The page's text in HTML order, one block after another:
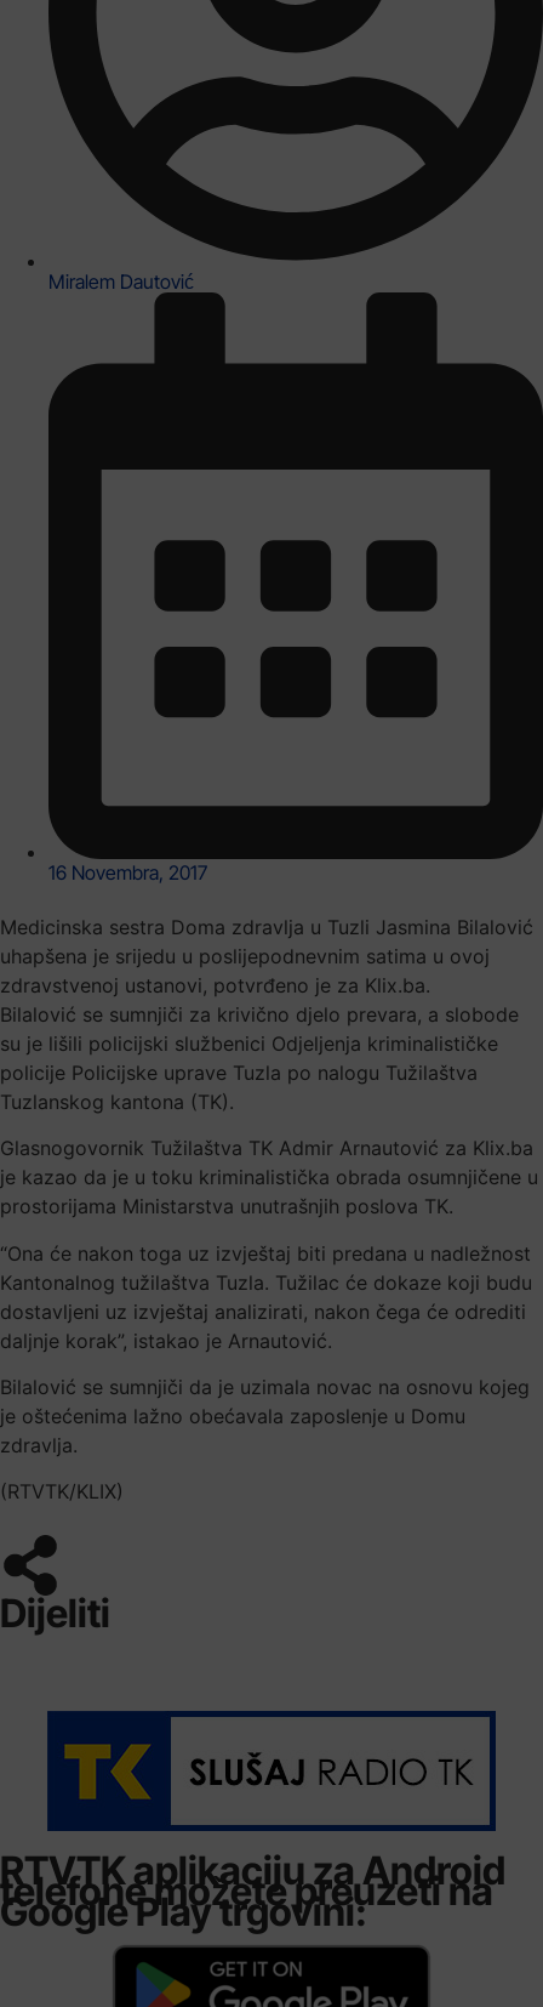
Miralem Dautović
16 Novembra, 2017
Medicinska sestra Doma zdravlja u Tuzli Jasmina Bilalović
uhapšena je srijedu u poslijepodnevnim satima u ovoj
zdravstvenoj ustanovi, potvrđeno je za Klix.ba.
Bilalović se sumnjiči za krivično djelo prevara, a slobode
su je lišili policijski službenici Odjeljenja kriminalističke
policije Policijske uprave Tuzla po nalogu Tužilaštva
Tuzlanskog kantona (TK).
Glasnogovornik Tužilaštva TK Admir Arnautović za Klix.ba
je kazao da je u toku kriminalistička obrada osumnjičene u
prostorijama Ministarstva unutrašnjih poslova TK.
“Ona će nakon toga uz izvještaj biti predana u nadležnost
Kantonalnog tužilaštva Tuzla. Tužilac će dokaze koji budu
dostavljeni uz izvještaj analizirati, nakon čega će odrediti
daljnje korak”, istakao je Arnautović.
Bilalović se sumnjiči da je uzimala novac na osnovu kojeg
je oštećenima lažno obećavala zaposlenje u Domu
zdravlja.
(RTVTK/KLIX)
Dijeliti
RTVTK aplikaciju za Android
telefone možete preuzeti na
Google Play trgovini: